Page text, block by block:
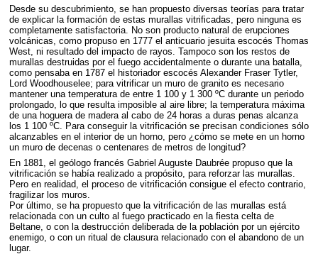
Desde su descubrimiento, se han propuesto diversas teorías para tratar
de explicar la formación de estas murallas vitrificadas, pero ninguna es
completamente satisfactoria. No son producto natural de erupciones
volcánicas, como propuso en 1777 el anticuario jesuita escocés Thomas
West, ni resultado del impacto de rayos. Tampoco son los restos de
murallas destruidas por el fuego accidentalmente o durante una batalla,
como pensaba en 1787 el historiador escocés Alexander Fraser Tytler,
Lord Woodhouselee; para vitrificar un muro de granito es necesario
mantener una temperatura de entre 1 100 y 1 300 ºC durante un periodo
prolongado, lo que resulta imposible al aire libre; la temperatura máxima
de una hoguera de madera al cabo de 24 horas a duras penas alcanza
los 1 100 ºC. Para conseguir la vitrificación se precisan condiciones sólo
alcanzables en el interior de un horno, pero ¿cómo se mete en un horno
un muro de decenas o centenares de metros de longitud?
En 1881, el geólogo francés Gabriel Auguste Daubrée propuso que la
vitrificación se había realizado a propósito, para reforzar las murallas.
Pero en realidad, el proceso de vitrificación consigue el efecto contrario,
fragilizar los muros.
Por último, se ha propuesto que la vitrificación de las murallas está
relacionada con un culto al fuego practicado en la fiesta celta de
Beltane, o con la destrucción deliberada de la población por un ejército
enemigo, o con un ritual de clausura relacionado con el abandono de un
lugar.